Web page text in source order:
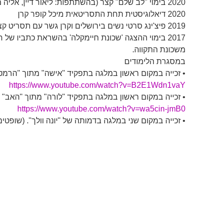
2020 בימוי "לב שלם" קצר (בהשתתפות: ליאור דיין, אליה מלמד)
2020 דיאלוגיסטית תחת התסריטאית מיכל קופר קרן
2019 פיצ'ינג סרטי נשים בירושלים וקרן גשר עם תסריט קצר "קוקילידה"
2017 בימוי ההצגה 'שכונת חיימקלה' בהשראת כתביו של
משכונת התקווה.
במסגרת הלימודים
• זכייה במקום ראשון במלגה בתפקיד "אישה" מתוך
https://www.youtube.com/watch?v=B2E1Wdn1vaY
• זכייה במקום ראשון במלגה בתפקיד "לורה" מתוך "האב"
https://www.youtube.com/watch?v=wa5cin-jmB0
• זכייה במקום שני במלגה בדמותה של "יונה וולך".